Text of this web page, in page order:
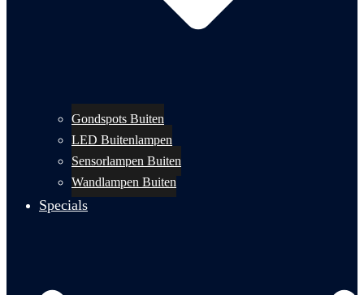
Gondspots Buiten
LED Buitenlampen
Sensorlampen Buiten
Wandlampen Buiten
Specials